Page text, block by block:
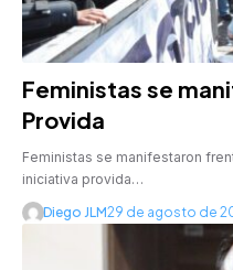
Feministas se
Provida
Feministas se manifestaron
iniciativa provida…
Diego JLM29 de agosto de